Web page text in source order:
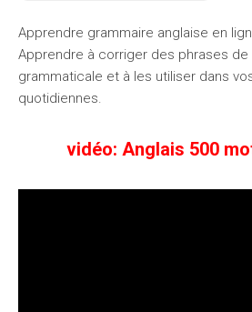
Apprendre grammaire anglaise en
Apprendre à corriger des phrases de
grammaticale et à les utiliser dans
quotidiennes.
vidéo: Anglais 500